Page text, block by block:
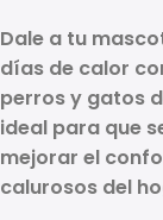
Dale a tu
días de calor
perros y gatos
ideal para que
mejorar el
calurosos del